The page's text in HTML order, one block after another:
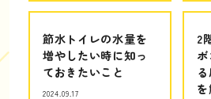
節水トイレの水量を
増やしたい時に知っ
ておきたいこと
2024.09.17
2